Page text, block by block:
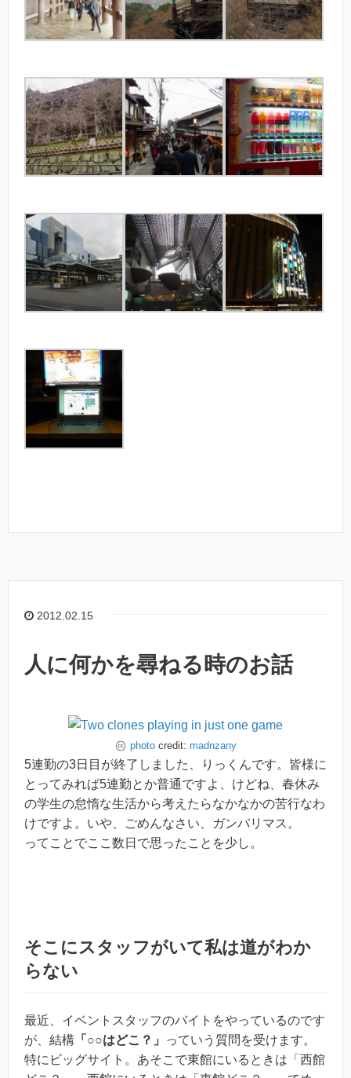
2012.02.15
人に何かを尋ねる時のお話
photo credit: madnzany
5連勤の3日目が終了しました、りっくんです。皆様に
とってみれば5連勤とか普通ですよ、けどね、春休み
の学生の怠惰な生活から考えたらなかなかの苦行なわ
けですよ。いや、ごめんなさい、ガンバリマス。
ってことでここ数日で思ったことを少し。
そこにスタッフがいて私は道がわか
らない
最近、イベントスタッフのバイトをやっているのです
が、結構 「○○はどこ？」
っていう質問を受けます。
特にビッグサイト。あそこで東館にいるときは「西館